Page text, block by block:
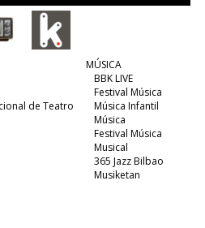
de Teatro
MÚSICA
BBK LIVE
Festival Música
Música Infantil
Música
Festival Música
Musical
365 Jazz Bilbao
Musiketan